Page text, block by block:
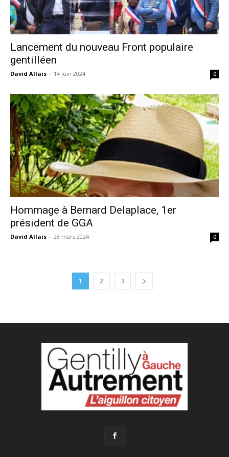
Lancement du nouveau Front populaire
gentilléen
David Allais - 14 juin 2024 0
Hommage à Bernard Delaplace, 1er
président de GGA
David Allais - 28 mars 2024 0
1 2 3